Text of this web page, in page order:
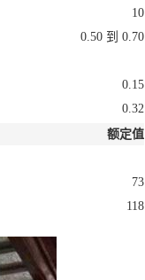
10
0.50 到 0.70
0.15
0.32
额定值
73
118